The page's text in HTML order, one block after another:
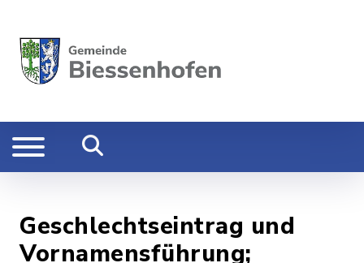
Geschlechtseintrag und
Vornamensführung;